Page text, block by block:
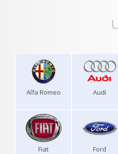
Alfa Romeo Audi
Fiat Ford